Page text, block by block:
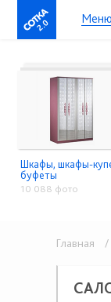
2.0
Шкафы, шкафы-
буфеты
10 088 фото
Главная /